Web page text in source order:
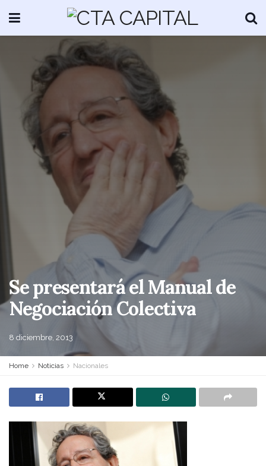
Se presentará el Manual de
Negociación Colectiva
8 diciembre, 2013
Home Noticias Nacionales